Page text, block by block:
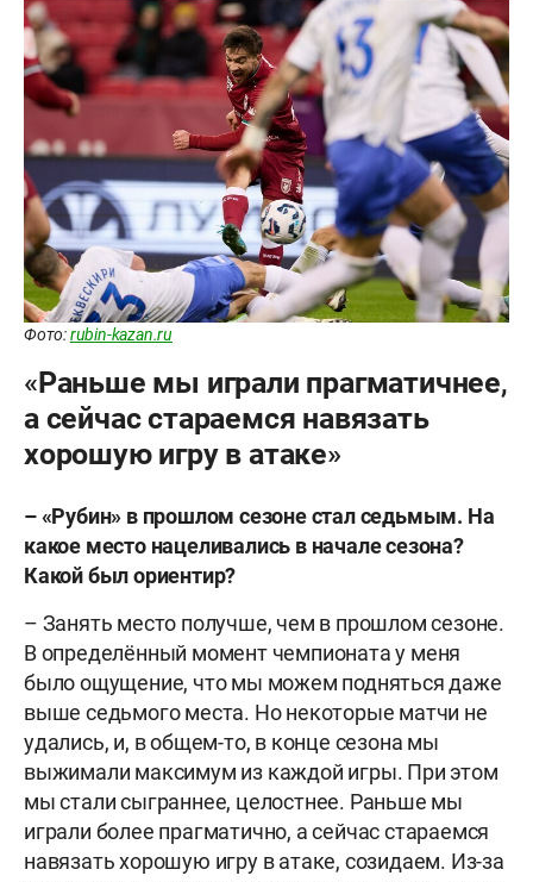
Фото:rubin-kazan.ru
«Раньше мы играли прагматичнее,
а сейчас стараемся навязать
хорошую игру в атаке»
– «Рубин» в прошлом сезоне стал седьмым. На
какое место нацеливались в начале сезона?
Какой был ориентир?
– Занять место получше, чем в прошлом сезоне.
В определённый момент чемпионата у меня
было ощущение, что мы можем подняться даже
выше седьмого места. Но некоторые матчи не
удались, и, в общем-то, в конце сезона мы
выжимали максимум из каждой игры. При этом
мы стали сыграннее, целостнее. Раньше мы
играли более прагматично, а сейчас стараемся
навязать хорошую игру в атаке, созидаем. Из-за